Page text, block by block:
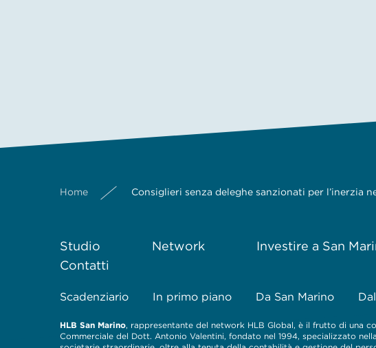
Home Consiglieri senza deleghe sanzionati per l’inerzia
Studio Network
Investire a San
Contatti
Scadenziario In primo piano Da San Marino
HLB San Marino, rappresentante del network HLB Global, è il frutto di una
Commerciale del Dott. Antonio Valentini, fondato nel 1994, specializzato